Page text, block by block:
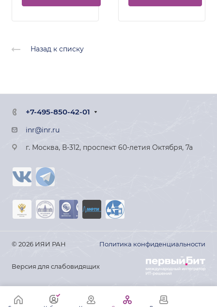
Назад к списку
+7-495-850-42-01
inr@inr.ru
г. Москва, В-312, проспект 60-летия Октября, 7а
© 2026 ИЯИ РАН Политика конфиденциальности
Версия для слабовидящих